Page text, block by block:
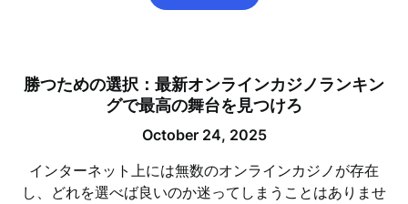
勝つための選択：最新オンラインカジノランキン
グで最高の舞台を見つけろ
October 24, 2025
インターネット上には無数のオンラインカジノが存在
し、どれを選べば良いのか迷ってしまうことはありませ